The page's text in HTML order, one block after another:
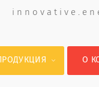
i n n o v a t i v e . e n
ПРОДУКЦИЯ О